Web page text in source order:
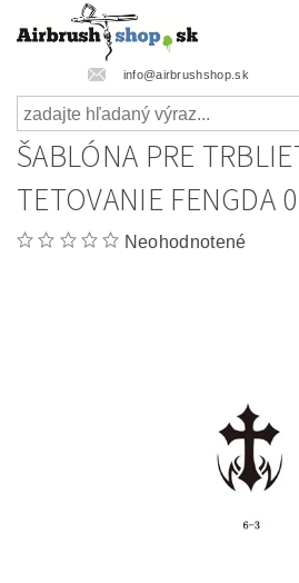
info@airbrushshop.sk
ŠABLÓNA PRE
TETOVANIE FENGDA
Neohodnotené